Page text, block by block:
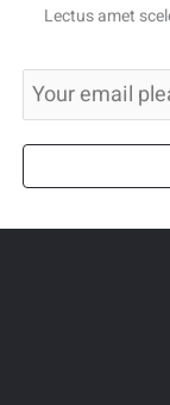
Lectus amet